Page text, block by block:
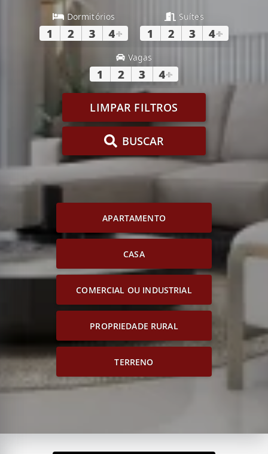
Dormitórios
1 2 3 4+
Suítes
1 2 3 4+
Vagas
1 2 3 4+
LIMPAR FILTROS
BUSCAR
APARTAMENTO
CASA
COMERCIAL OU INDUSTRIAL
PROPRIEDADE RURAL
TERRENO